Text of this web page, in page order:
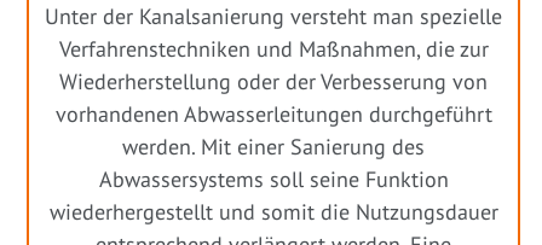
Unter der Kanalsanierung versteht man spezielle
Verfahrenstechniken und Maßnahmen, die zur
Wiederherstellung oder der Verbesserung von
vorhandenen Abwasserleitungen durchgeführt
werden. Mit einer Sanierung des
Abwassersystems soll seine Funktion
wiederhergestellt und somit die Nutzungsdauer